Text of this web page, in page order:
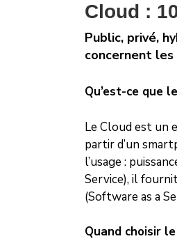
Cloud :
Public, privé,
concernent les
Qu’est-ce que
Le Cloud est un
partir d’un
l’usage :
Service), il
(Software as a
Quand choisir